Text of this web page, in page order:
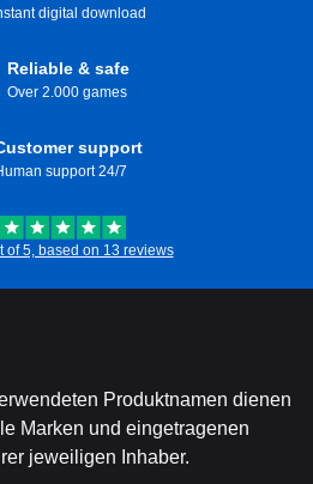
digital download
Reliable & safe
Over 2.000 games
support
support 24/7
of 5, based on 13 reviews
Produktnamen dienen
Marken und eingetragenen
jeweiligen Inhaber.